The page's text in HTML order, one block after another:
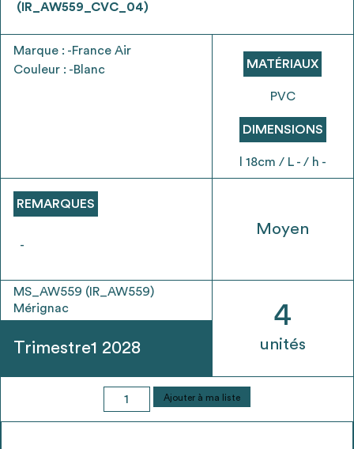
5
stratégies de récupérations
envisageables
* Attention, l’ajout des matériaux à sa liste et son envoi ne
(IR_AW559_CVC_04)
Marque : -France Air
Couleur : -Blanc
REMARQUES
-
MS_AW559 (IR_AW559)
Mérignac
Trimestre1 2028
MATÉRIAUX
PVC
DIMENSIONS
l 18cm / L - / h -
Moyen
4
unités
quantité
de
Ajouter à ma liste